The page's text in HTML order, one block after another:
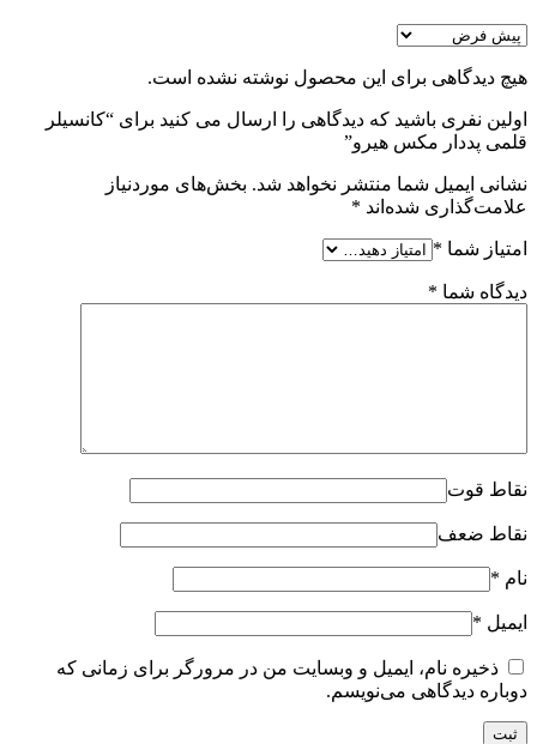
هیچ دیدگاهی برای این محصول نوشته نشده است.
اولین نفری باشید که دیدگاهی را ارسال می کنید برای “کانسیلر
قلمی پددار مکس هیرو”
نشانی ایمیل شما منتشر نخواهد شد. بخش‌های موردنیاز
علامت‌گذاری شده‌اند *
امتیاز شما *
دیدگاه شما *
نقاط قوت
نقاط ضعف
نام *
ایمیل *
ذخیره نام، ایمیل و وبسایت من در مرورگر برای زمانی که
دوباره دیدگاهی می‌نویسم.